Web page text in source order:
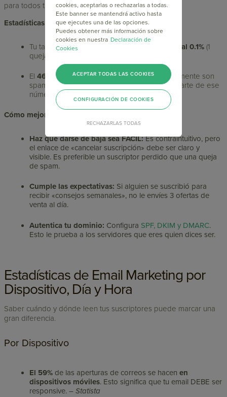
para todos tus suscriptores.
Estadísticas Clave:
Tu tasa de quejas de spam debe ser inferior al 0.1% (1
queja por cada 1.000 emails enviados).
El46% de todos los correosenviados globalmente son
spam. Tu trabajo es demostrar que no eres parte de ese
número. –
Email Tool Tester
Cómo mejorar tu Tasa de Spam (Bajarla):
Haz que darse de baja sea FÁCIL:Es contraintuitivo, pero
el enlace de «cancelar suscripción» debe ser claro y
visible. Es preferible un suscriptor perdido que una queja
de spam.
Cumple las expectativas: Si alguien se suscribió para
recibir «consejos semanales», no le envíes 3 ofertas de
venta al día.
Autentica tu dominio: Configura SPF, DKIM y DMARC.
Esto le prueba a los servidores que eres quien dices ser.
Estadísticas de Email Marketing por
Dispositivo, Día y Hora
Saber cuándo y dónde leen tus suscriptores puede marcar una
gran diferencia.
Por Dispositivo
El 59% de las aperturas de correos se hacen en
dispositivos móviles. Esto significa que tu email DEBE ser
responsive. –Statista
cookies, aceptarlas o rechazarlas a todas.
Este banner se mantendrá activo hasta
que ejecutes una de las opciones.
Puedes obtener más información sobre
cookies en nuestra Declaración de
Cookies
RECHAZARLAS TODAS
ACEPTAR TODAS LAS COOKIES
CONFIGURACIÓN DE COOKIES